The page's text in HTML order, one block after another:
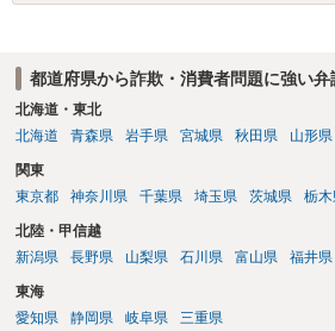
都道府県から詐欺・消費者問題に強い弁
北海道・東北
北海道
青森県 岩手県 宮城県 秋田県 山形県
関東
東京都
神奈川県 千葉県 埼玉県 茨城県 栃木
北陸・甲信越
新潟県
長野県 山梨県 石川県 富山県 福井県
東海
愛知県
静岡県 岐阜県 三重県